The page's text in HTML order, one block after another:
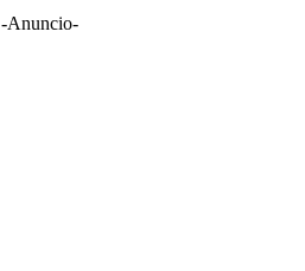
-Anuncio-